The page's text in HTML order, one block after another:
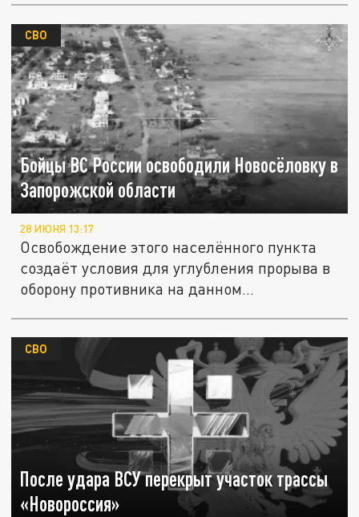
Бойцы ВС России освободили Новосёловку в
Запорожской области
СВО
28 ИЮНЯ 13:17
Освобождение этого населённого пункта
создаёт условия для углубления прорыва в
оборону противника на данном...
После удара ВСУ перекрыт участок трассы
«Новороссия»
СВО